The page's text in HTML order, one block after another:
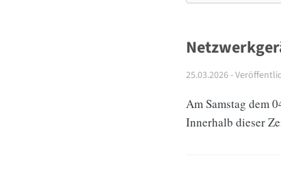
25.03.2026-
Am Samstag dem
Innerhalb dieser